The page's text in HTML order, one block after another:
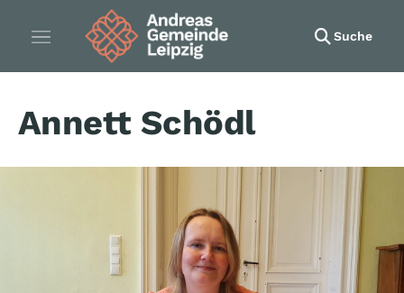
Suche
Annett Schödl